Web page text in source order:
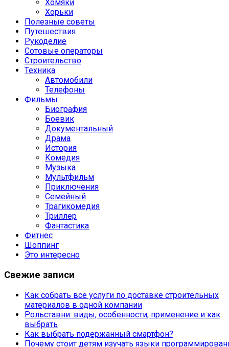
Хомяки
Хорьки
Полезные советы
Путешествия
Рукоделие
Сотовые операторы
Строительство
Техника
Автомобили
Телефоны
Фильмы
Биография
Боевик
Документальный
Драма
История
Комедия
Музыка
Мультфильм
Приключения
Семейный
Трагикомедия
Триллер
Фантастика
Фитнес
Шоппинг
Это интересно
Свежие записи
Как собрать все услуги по доставке строительных
материалов в одной компании
Рольставни: виды, особенности, применение и как
выбрать
Как выбрать подержанный смартфон?
Почему стоит детям изучать языки